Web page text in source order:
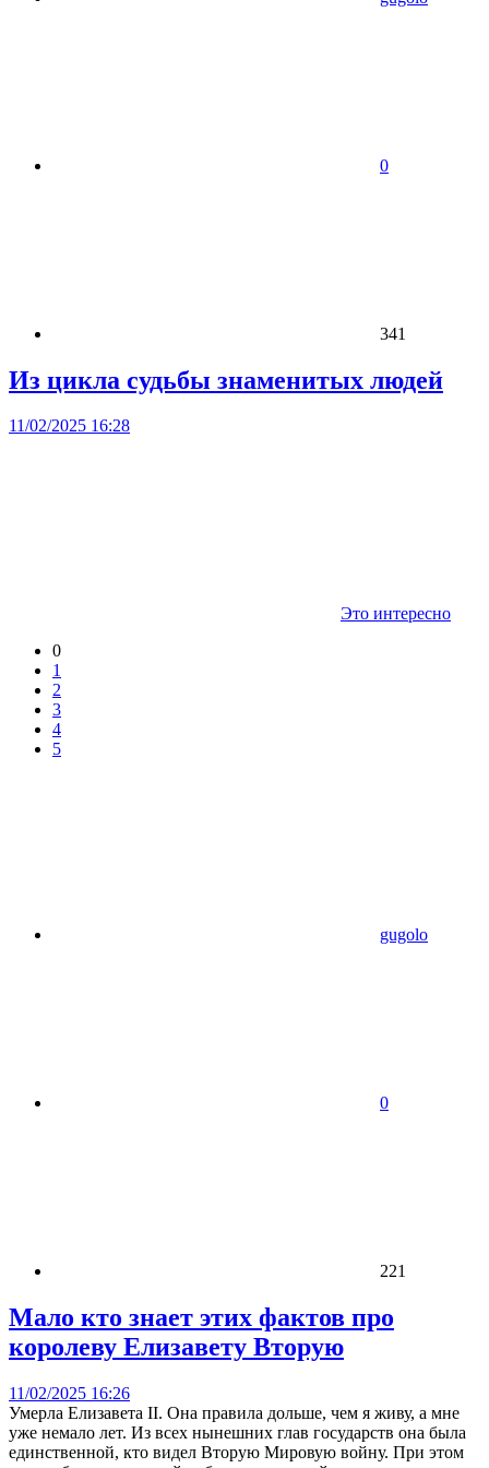
0
341
Из цикла судьбы знаменитых людей
11/02/2025 16:28
Это интересно
0
1
2
3
4
5
gugolo
0
221
Мало кто знает этих фактов про
королеву Елизавету Вторую
11/02/2025 16:26
Умерла Елизавета II. Она правила дольше, чем я живу, а мне
уже немало лет. Из всех нынешних глав государств она была
единственной, кто видел Вторую Мировую войну. При этом